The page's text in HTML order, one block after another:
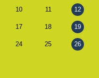
10 11 12
17 18 19
24 25 26